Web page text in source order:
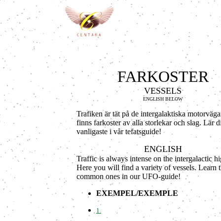
FARKOSTER
VESSELS
ENGLISH BELOW
Trafiken är tät på de intergalaktiska
finns farkoster av alla storlekar och slag. Lär
vanligaste i vår tefatsguide!
ENGLISH
Traffic is always intense on the intergalactic
Here you will find a variety of vessels. Learn
common ones in our UFO-guide!
EXEMPEL/EXEMPLE
1.